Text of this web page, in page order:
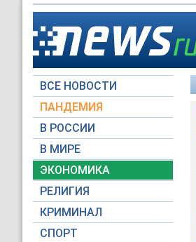
ВСЕ НОВОСТИ
ПАНДЕМИЯ
В РОССИИ
В МИРЕ
ЭКОНОМИКА
РЕЛИГИЯ
КРИМИНАЛ
СПОРТ